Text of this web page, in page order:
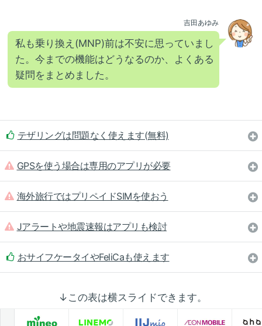
吉田あゆみ
私も乗り換え(MNP)前は不安に思っていまし
た。今までの機能はどうなるのか、よくある
疑問をまとめました。
テザリングは問題なく使えます(無料)
GPSを使う場合は専用のアプリが必要
海外旅行ではプリペイドSIMを使おう
Jアラートや地震速報はアプリも検討
おサイフケータイやFeliCaも使えます
↓この表は横スライドできます。